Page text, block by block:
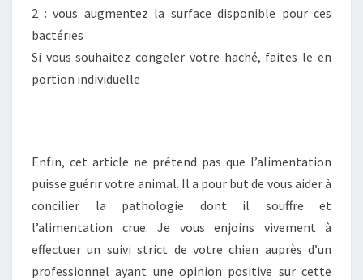
2 : vous augmentez la surface disponible pour ces
bactéries
Si vous souhaitez congeler votre haché, faites-le en
portion individuelle
Enfin, cet article ne prétend pas que l’alimentation
puisse guérir votre animal. Il a pour but de vous aider à
concilier la pathologie dont il souffre et
l’alimentation crue. Je vous enjoins vivement à
effectuer un suivi strict de votre chien auprès d’un
professionnel ayant une opinion positive sur cette